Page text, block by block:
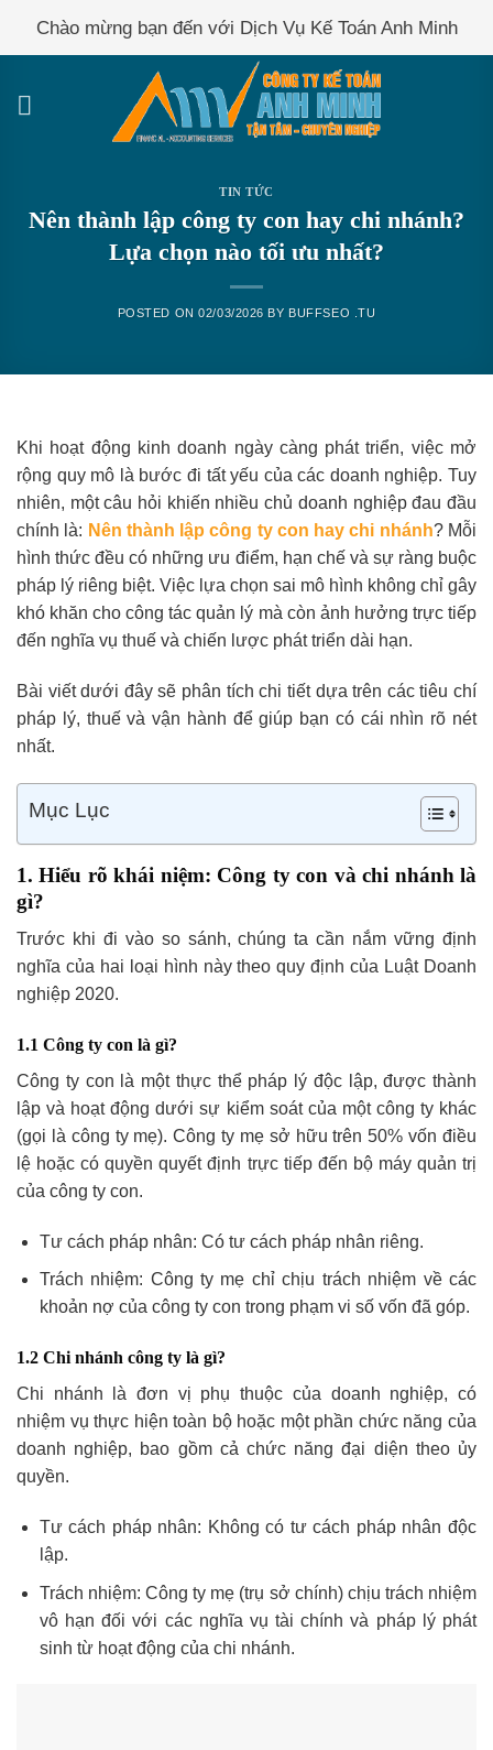
Chào mừng bạn đến với Dịch Vụ Kế Toán Anh Minh
TIN TỨC
Nên thành lập công ty con hay chi nhánh?
Lựa chọn nào tối ưu nhất?
POSTED ON02/03/2026 BY BUFFSEO .TU
Khi hoạt động kinh doanh ngày càng phát triển, việc mở
rộng quy mô là bước đi tất yếu của các doanh nghiệp. Tuy
nhiên, một câu hỏi khiến nhiều chủ doanh nghiệp đau đầu
chính là: Nên thành lập công ty con hay chi nhánh? Mỗi
hình thức đều có những ưu điểm, hạn chế và sự ràng buộc
pháp lý riêng biệt. Việc lựa chọn sai mô hình không chỉ gây
khó khăn cho công tác quản lý mà còn ảnh hưởng trực tiếp
đến nghĩa vụ thuế và chiến lược phát triển dài hạn.
Bài viết dưới đây sẽ phân tích chi tiết dựa trên các tiêu chí
pháp lý, thuế và vận hành để giúp bạn có cái nhìn rõ nét
nhất.
Mục Lục
1. Hiểu rõ khái niệm: Công ty con và chi nhánh là
gì?
Trước khi đi vào so sánh, chúng ta cần nắm vững định
nghĩa của hai loại hình này theo quy định của Luật Doanh
nghiệp 2020.
1.1 Công ty con là gì?
Công ty con là một thực thể pháp lý độc lập, được thành
lập và hoạt động dưới sự kiểm soát của một công ty khác
(gọi là công ty mẹ). Công ty mẹ sở hữu trên 50% vốn điều
lệ hoặc có quyền quyết định trực tiếp đến bộ máy quản trị
của công ty con.
Tư cách pháp nhân: Có tư cách pháp nhân riêng.
Trách nhiệm: Công ty mẹ chỉ chịu trách nhiệm về các
khoản nợ của công ty con trong phạm vi số vốn đã góp.
1.2 Chi nhánh công ty là gì?
Chi nhánh là đơn vị phụ thuộc của doanh nghiệp, có
nhiệm vụ thực hiện toàn bộ hoặc một phần chức năng của
doanh nghiệp, bao gồm cả chức năng đại diện theo ủy
quyền.
Tư cách pháp nhân: Không có tư cách pháp nhân độc
lập.
Trách nhiệm: Công ty mẹ (trụ sở chính) chịu trách nhiệm
vô hạn đối với các nghĩa vụ tài chính và pháp lý phát
sinh từ hoạt động của chi nhánh.